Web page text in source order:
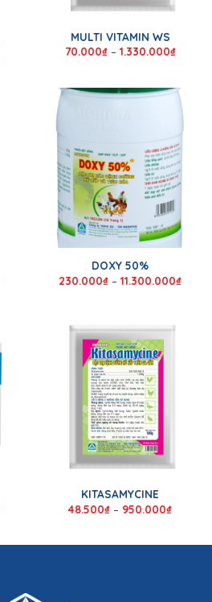
MULTI VITAMIN WS
70.000₫– 1.330.000₫
DOXY 50%
230.000₫ – 11.300.000₫
KITASAMYCINE
48.500₫ – 950.000₫